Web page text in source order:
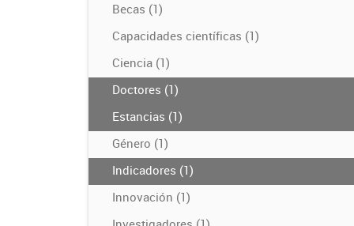
Becas (1)
Capacidades científicas (1)
Ciencia (1)
Doctores (1)
Estancias (1)
Género (1)
Indicadores (1)
Innovación (1)